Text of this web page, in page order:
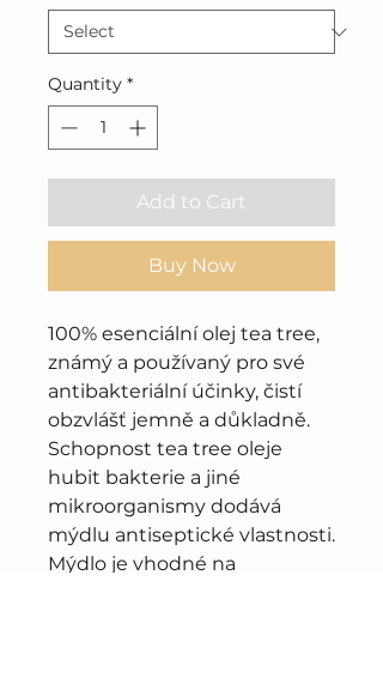
Quantity *
Add to Cart
Buy Now
100% esenciální olej tea tree,
známý a používaný pro své
antibakteriální účinky, čistí
obzvlášť jemně a důkladně.
Schopnost tea tree oleje
hubit bakterie a jiné
mikroorganismy dodává
mýdlu antiseptické vlastnosti.
Mýdlo je vhodné na